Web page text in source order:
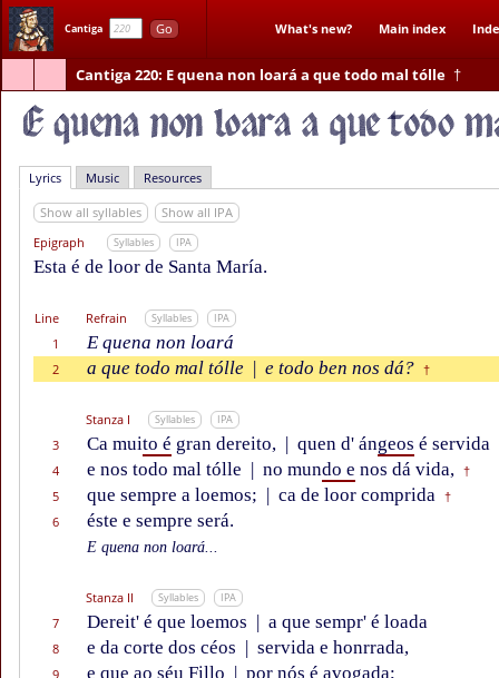
Cantiga Go What's new? Main index
Cantiga 220: E quena non loará a que todo mal tólle †
Lyrics Music Resources
Show all syllables
Show all IPA
Epigraph
Syllables IPA
Esta é de loor de Santa María.
Line Refrain Syllables IPA
1 E quena non loará
2 a que todo mal tólle | e todo ben nos dá? †
Stanza I Syllables IPA
3 Ca muito é gran dereito, | quen d' ángeos é servida
4 e nos todo mal tólle | no mundo e nos dá vida, †
5 que sempre a loemos; | ca de loor comprida †
6 éste e sempre será.
E quena non loará...
Stanza II Syllables IPA
7 Dereit' é que loemos | a que sempr' é loada
8 e da corte dos céos | servida e honrrada,
9 e que ao séu Fillo | por nós é avogada;